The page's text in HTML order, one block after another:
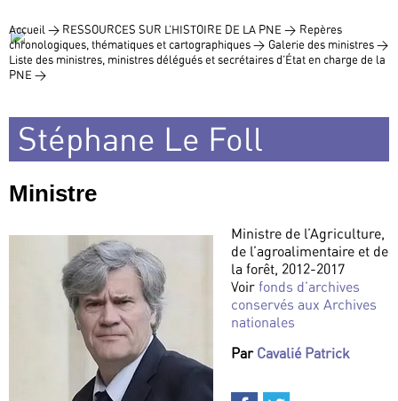
Accueil > RESSOURCES SUR L’HISTOIRE DE LA PNE > Repères
chronologiques, thématiques et cartographiques > Galerie des ministres >
Liste des ministres, ministres délégués et secrétaires d’État en charge de la
PNE >
Stéphane Le Foll
Ministre
Ministre de l’Agriculture,
de l’agroalimentaire et de
la forêt, 2012-2017
Voir fonds d’archives
conservés aux Archives
nationales
Par Cavalié Patrick